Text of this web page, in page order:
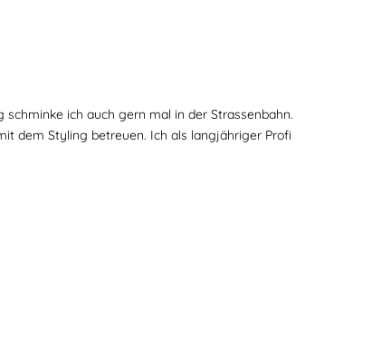
ich auch gern mal in der Strassenbahn.
dem Styling betreuen. Ich als langjähriger Profi